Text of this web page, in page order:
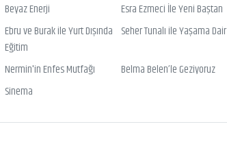
Beyaz Enerji Esra Ezmeci İle Yeni Baştan
Ebru ve Burak ile Yurt Dışında
Eğitim
Seher Tunalı ile Yaşama Dair
Nermin'in Enfes Mutfağı Belma Belen’le Geziyoruz
Sinema